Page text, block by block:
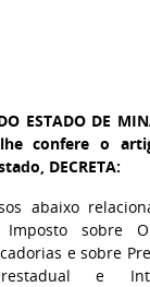
ESTADO DE
confere o
DECRETA:
abaixo
Imposto sobre
e sobre
e